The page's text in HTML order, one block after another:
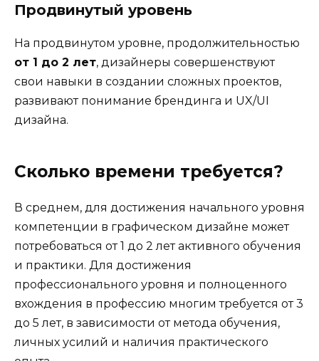
Продвинутый уровень
На продвинутом уровне, продолжительностью
от 1 до 2 лет, дизайнеры совершенствуют
свои навыки в создании сложных проектов,
развивают понимание брендинга и UX/UI
дизайна.
Сколько времени требуется?
В среднем, для достижения начального уровня
компетенции в графическом дизайне может
потребоваться от 1 до 2 лет активного обучения
и практики. Для достижения
профессионального уровня и полноценного
вхождения в профессию многим требуется от 3
до 5 лет, в зависимости от метода обучения,
личных усилий и наличия практического